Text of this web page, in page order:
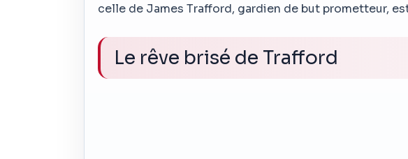
celle de James Trafford, gardien de but prometteur,
Le rêve brisé de Trafford